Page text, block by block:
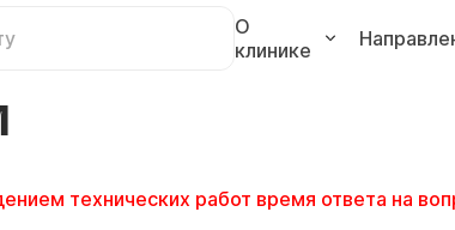
О
клинике
технических работ время ответа на